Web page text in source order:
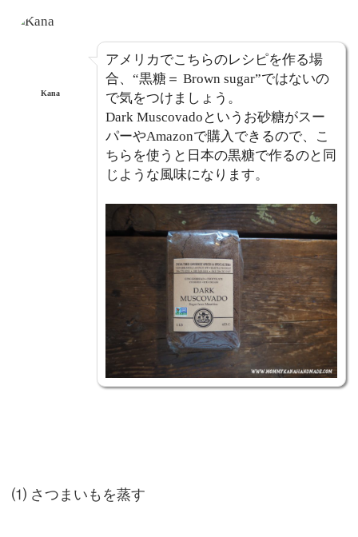
Kana
アメリカでこちらのレシピを作る場
合、“黒糖＝ Brown sugar”ではないの
で気をつけましょう。
Dark Muscovadoというお砂糖がスー
パーやAmazonで購入できるので、こ
ちらを使うと日本の黒糖で作るのと同
じような風味になります。
⑴ さつまいもを蒸す